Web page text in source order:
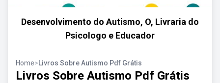
Desenvolvimento do Autismo, O, Livraria do
Psicologo e Educador
Home>Livros Sobre Autismo Pdf Grátis
Livros Sobre Autismo Pdf Grátis